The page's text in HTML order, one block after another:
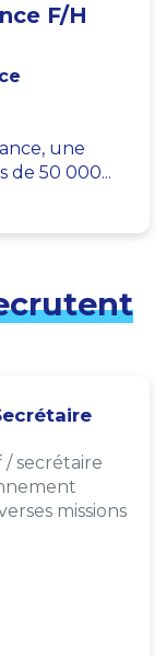
F/H
une
de 50 000...
/ secrétaire
missions